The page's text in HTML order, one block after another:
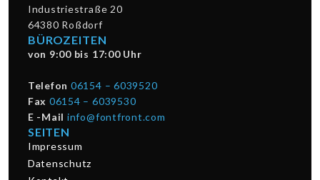
Industriestraße 20
64380 Roßdorf
BÜROZEITEN
von 9:00 bis 17:00 Uhr
Telefon 06154 – 6039520
Fax 06154 – 6039530
E -Mail info@fontfront.com
SEITEN
Impressum
Datenschutz